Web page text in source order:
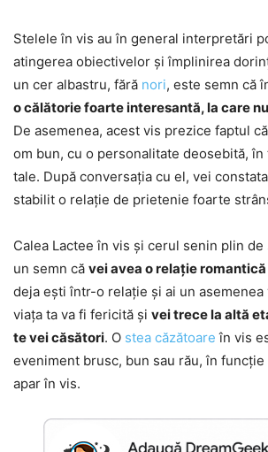
Stelele în vis au în general interpretări
atingerea obiectivelor și împlinirea
un cer albastru, fără nori, este semn că
o călătorie foarte interesantă, la care
De asemenea, acest vis prezice faptul
om bun, cu o personalitate deosebită,
tale. După conversația cu el, vei
stabilit o relație de prietenie foarte
Calea Lactee în vis și cerul senin plin
un semn că vei avea o relație
deja ești într-o relație și ai un asemenea
viața ta va fi fericită și vei trece la altă
te vei căsători. O stea căzătoare în vis
eveniment brusc, bun sau rău, în
apar în vis.